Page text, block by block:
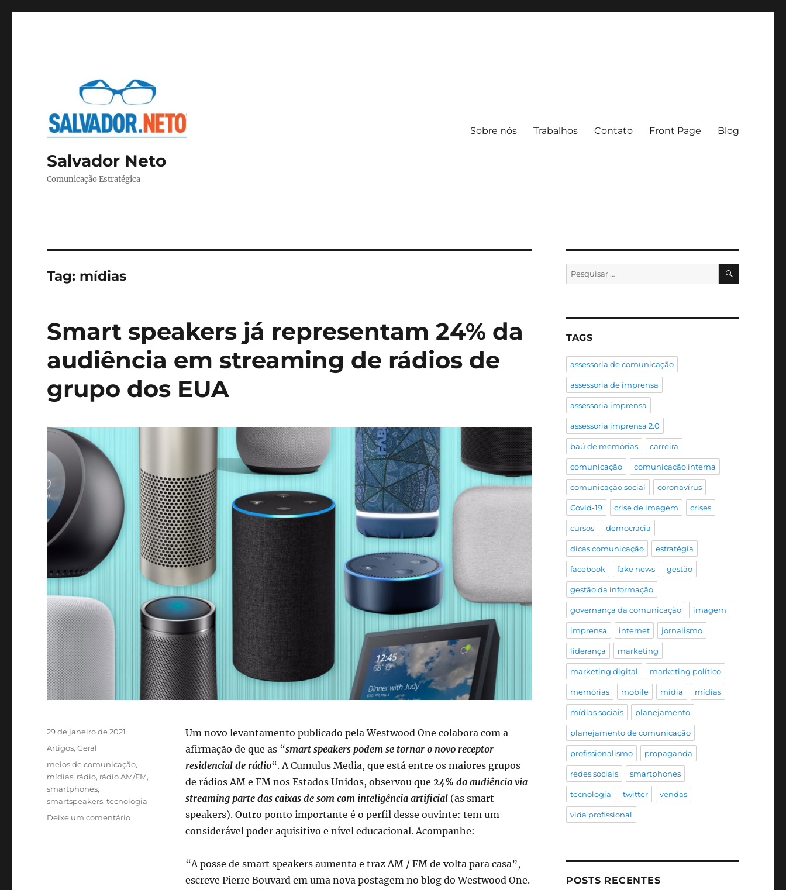
Salvador Neto
Comunicação Estratégica
Sobre nós Trabalhos Contato Front Page Blog
Tag: mídias
Smart speakers já representam 24% da
audiência em streaming de rádios de
grupo dos EUA
Um novo levantamento publicado pela Westwood One colabora com a
afirmação de que as “smart speakers podem se tornar o novo receptor
residencial de rádio“. A Cumulus Media, que está entre os maiores grupos
de rádios AM e FM nos Estados Unidos, observou que 24% da audiência via
streaming parte das caixas de som com inteligência artificial (as smart
speakers). Outro ponto importante é o perfil desse ouvinte: tem um
considerável poder aquisitivo e nível educacional. Acompanhe:
“A posse de smart speakers aumenta e traz AM / FM de volta para casa”,
escreve Pierre Bouvard em uma nova postagem no blog do Westwood One.
Publicado
em
29 de janeiro de 2021
Categorias
Artigos,Geral
Tags
meios de comunicação,
mídias, rádio, rádio AM/FM,
smartphones,
smartspeakers,tecnologia
Deixe um comentárioem
Pesquisar
por:
TAGS
assessoria de comunicação
assessoria de imprensa
assessoria imprensa
assessoria imprensa 2.0
baú de memórias carreira
comunicação comunicação interna
comunicação social coronavírus
Covid-19 crise de imagem crises
cursos democracia
dicas comunicação estratégia
facebook fake news gestão
gestão da informação
governança da comunicação imagem
imprensa internet jornalismo
liderança marketing
marketing digital marketing político
memórias mobile mídia mídias
mídias sociais planejamento
planejamento de comunicação
profissionalismo propaganda
redes sociais smartphones
tecnologia twitter vendas
vida profissional
POSTS RECENTES